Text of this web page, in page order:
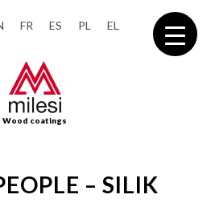
FR ES PL EL
Wood coatings
– SILIK